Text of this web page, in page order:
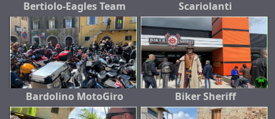
Bertiolo-Eagles Team Scariolanti
Bardolino MotoGiro Biker Sheriff